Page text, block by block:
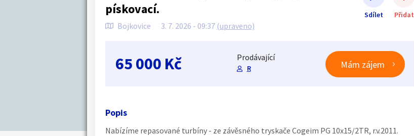
pískovací.
Bojkovice 3. 7. 2026 - 09:37 (upraveno)
Sdílet Přidat
Sdílet na Facebooku
65 000 Kč Prodávající
R Mám zájem
Popis
Nabízíme repasované turbíny - ze závěsného tryskače Cogeim PG 10x15/2TR, r.v.2011.